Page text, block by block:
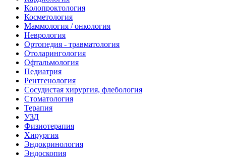
Колопроктология
Косметология
Маммология / онкология
Неврология
Ортопедия - травматология
Отоларингология
Офтальмология
Педиатрия
Рентгенология
Сосудистая хирургия, флебология
Стоматология
Терапия
УЗД
Физиотерапия
Хирургия
Эндокринология
Эндоскопия